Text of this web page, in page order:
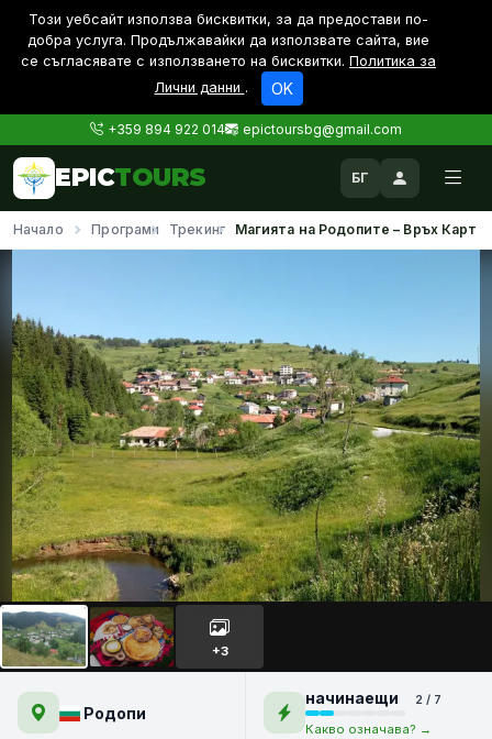
Този уебсайт използва бисквитки, за да предостави по-
дoбра услуга. Продължавайки да използвате сайта, вие
се съгласявате с използването на бисквитки. Политика за
Лични данни . OK
+359 894 922 014 epictoursbg@gmail.com
EPICTOURS БГ
Начало Програми Трекинг Магията на Родопите – Връх
Магията на Родопите –
Връх Картала, меандрите
на р.Въча
НОВО
+3
Родопи
начинаещи
2 / 7
Какво означава? →